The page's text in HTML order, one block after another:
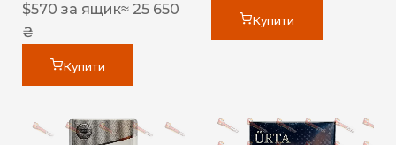
$570 за ящик≈ 25 650
₴
Купити
Купити